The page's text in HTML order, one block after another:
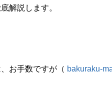
解説します。
お手数ですが（ bakuraku-